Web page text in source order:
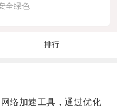
全绿色
排行
络加速工具，通过优化